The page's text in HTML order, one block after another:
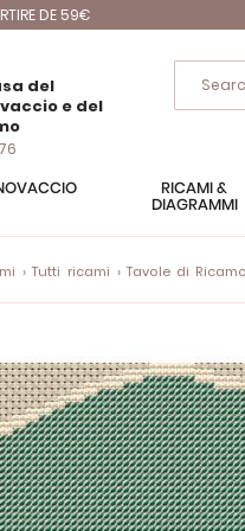
DE 59€
del
e del
RICAMI &
DIAGRAMMI
Tutti ricami Tavole di